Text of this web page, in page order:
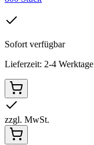
Sofort verfügbar
Lieferzeit: 2-4 Werktage
zzgl. MwSt.